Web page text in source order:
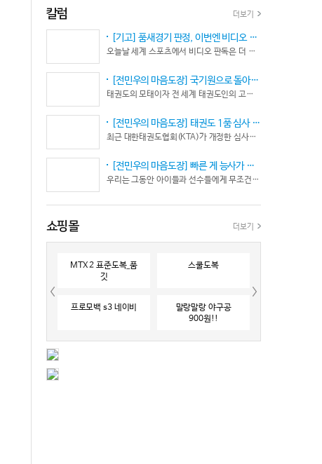
하 발언에......답답하시니 그러시겠지만 태권도
"도" 는 지키시며 발언하세요.심판들 또한 이런 말
나오지 않도록 자존심 상하지 않도록 부단히 노력해
야 함은 확실합니다.부끄러운 일 들이 없도록 해야
좋게만 보지 말고 잘하는 건 잘한다고 인정해주고
못하는 건 고치도록 해주셔야지어떠한 글인지 파악
도 못하고 일방적으로 나쁘게 표현하는 글은 보기가
좋지 않습니다.
고 다른 생각 없이 오로지 품새 판정에만 집중 하도
칼럼 더보기
[기고] 품새경기 판정, 이번엔 비디오 판독이다… 더 이상 미룰 수 없다
오늘날 세계 스포츠에서 비디오 판독은 더 이상 선택이 아니다. 선수의 땀과 노력, 경기 결과의 공정성을 지키기 위한 최소한의 안전장치이자 국제 스포츠의 보편적인 기준이 됐다.
[전민우의 마음도장] 국기원으로 돌아온 한마당… 그 안에서 마주하는 '도장(道場)의 본질’
태권도의 모태이자 전 세계 태권도인의 고향, 국기원 도장 위에 다시 뜨거운 기합 소리가 웅장하게 울려 퍼질 예정이다. 오랜만에 국기원에서 펼쳐지는 이번 세계태권도한마당은 단순한 대회 개최를 넘어 국경과 인종, 세대를 넘어 하나의 마음으로 모인 전 세계 태권도인들의 가슴속에 묵직한 설렘과 숭고한 감회를 불러일으킨다.
[전민우의 마음도장] 태권도 1품 심사 완화... 문턱은 낮아졌지만, 계단은 더욱 가팔라졌다!
최근 대한태권도협회(KTA)가 개정한 심사시행 규정이 도장가에 화두를 던지고 있다. 저연령 1품(단) 심사 시 지정 품새의 추첨 범위와 시기를 완화해 각 시도협회가 사실상 태극 1장부터 5장까지로 지정을 축소할 수 있는 제도적 근거를 마련했다.
[전민우의 마음도장] 빠른 게 능사가 아니다… 엘리트 선수의 '기다림'
우리는 그동안 아이들과 선수들에게 무조건 “빨리 반응하라”고 다그치기만 했던 것은 아닐까? 진정한 탁월함은 단순히 근육의 수축 속도가 빠른 데서 오지 않는다. 복잡하고 긴박한 1대 1 격투 상황 속에서 ‘언제 멈추고, 언제 폭발할 것인가’를 통제하는 타이밍 조절 능력과 상황 인식(Situational Awareness)에서 온다.
쇼핑몰 더보기
MTX 2 표준도복_품
깃
스쿨도복
프로모백 s3 네이비
말랑말랑 야구공
900원!!